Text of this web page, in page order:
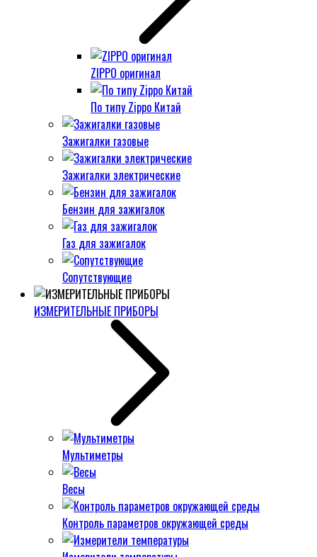
ZIPPO оригинал
По типу Zippo Китай
Зажигалки газовые
Зажигалки электрические
Бензин для зажигалок
Газ для зажигалок
Сопутствующие
ИЗМЕРИТЕЛЬНЫЕ ПРИБОРЫ
Мультиметры
Весы
Контроль параметров окружающей среды